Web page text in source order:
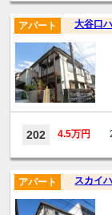
大谷口
アパート
202 4.5万円
スカイ
アパート